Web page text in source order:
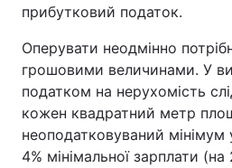
прибутковий податок.
Оперувати неодмінно
грошовими величинами. У
податком на нерухомість
кожен квадратний метр
неоподатковуваний мінімум
4% мінімальної зарплати